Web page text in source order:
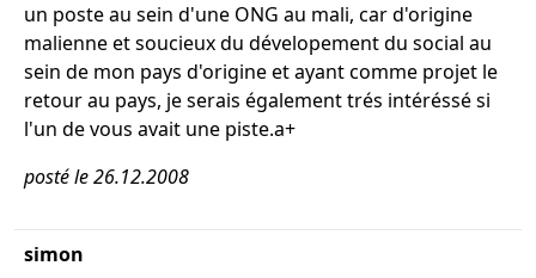
un poste au sein d'une ONG au mali, car d'origine
malienne et soucieux du dévelopement du social au
sein de mon pays d'origine et ayant comme projet le
retour au pays, je serais également trés intéréssé si
l'un de vous avait une piste.a+
posté le 26.12.2008
simon